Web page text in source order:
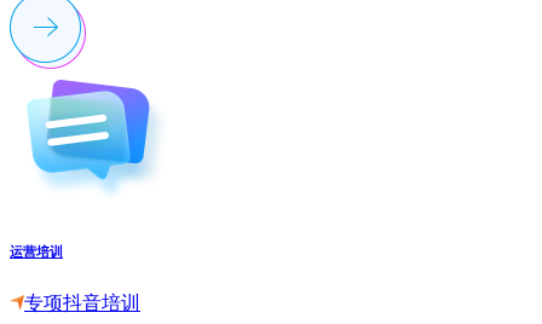
运营培训
专项抖音培训